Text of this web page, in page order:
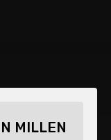
MILLEN